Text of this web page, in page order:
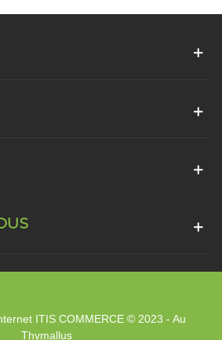
ITIS COMMERCE © 2023 - Au
Thymallus